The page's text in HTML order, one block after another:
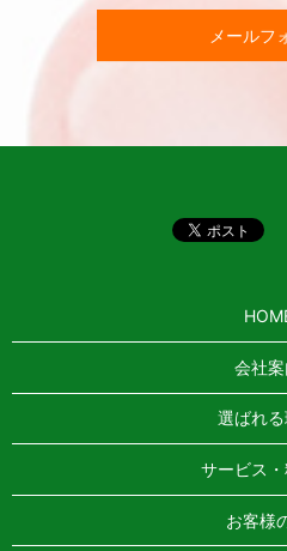
メールフ
会社案
選ばれ
サービス
お客様